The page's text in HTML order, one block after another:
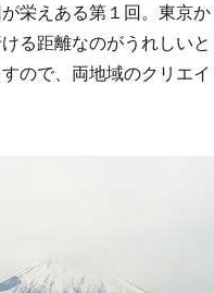
栄えある第１回。東京か
る距離なのがうれしいと
ので、両地域のクリエイ